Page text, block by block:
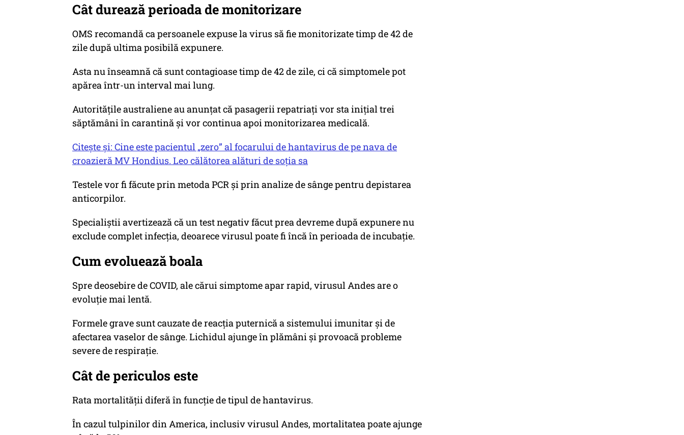
Cât durează perioada de monitorizare
OMS recomandă ca persoanele expuse la virus să fie monitorizate timp de 42 de
zile după ultima posibilă expunere.
Asta nu înseamnă că sunt contagioase timp de 42 de zile, ci că simptomele pot
apărea într-un interval mai lung.
Autoritățile australiene au anunțat că pasagerii repatriați vor sta inițial trei
săptămâni în carantină și vor continua apoi monitorizarea medicală.
Citește și: Cine este pacientul „zero” al focarului de hantavirus de pe nava de
croazieră MV Hondius. Leo călătorea alături de soția sa
Testele vor fi făcute prin metoda PCR și prin analize de sânge pentru depistarea
anticorpilor.
Specialiștii avertizează că un test negativ făcut prea devreme după expunere nu
exclude complet infecția, deoarece virusul poate fi încă în perioada de incubație.
Cum evoluează boala
Spre deosebire de COVID, ale cărui simptome apar rapid, virusul Andes are o
evoluție mai lentă.
Formele grave sunt cauzate de reacția puternică a sistemului imunitar și de
afectarea vaselor de sânge. Lichidul ajunge în plămâni și provoacă probleme
severe de respirație.
Cât de periculos este
Rata mortalității diferă în funcție de tipul de hantavirus.
În cazul tulpinilor din America, inclusiv virusul Andes, mortalitatea poate ajunge